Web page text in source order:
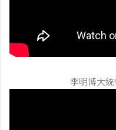
李明博大統